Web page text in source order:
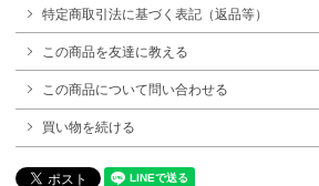
特定商取引法に基づく表記（返品等）
この商品を友達に教える
この商品について問い合わせる
買い物を続ける